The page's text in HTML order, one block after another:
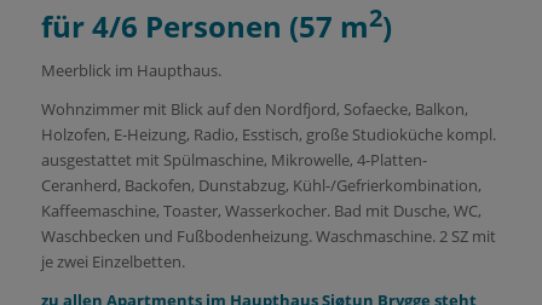
für 4/6 Personen (57 m2)
Meerblick im Haupthaus.
Wohnzimmer mit Blick auf den Nordfjord, Sofaecke, Balkon,
Holzofen, E-Heizung, Radio, Esstisch, große Studioküche kompl.
ausgestattet mit Spülmaschine, Mikrowelle, 4-Platten-
Ceranherd, Backofen, Dunstabzug, Kühl-/Gefrierkombination,
Kaffeemaschine, Toaster, Wasserkocher. Bad mit Dusche, WC,
Waschbecken und Fußbodenheizung. Waschmaschine. 2 SZ mit
je zwei Einzelbetten.
zu allen Apartments im Haupthaus Sjøtun Brygge steht